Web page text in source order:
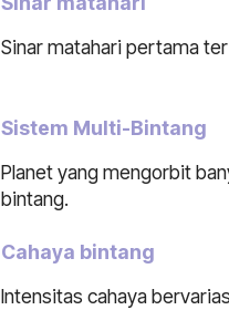
Sinar matahari pertama
Sistem Multi-Bintang
Planet yang mengorbit
bintang.
Cahaya bintang
Intensitas cahaya